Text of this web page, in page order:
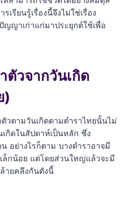
รียนรู้เรื่องนี้จึงไม่ใช่เรื่อง
ญญาเก่าแก่มาประยุกต์ใช้เพื่อ
ตัวจากวันเกิด
)
วตามวันเกิดตามตำราไทยนั้นไม่
กิดในสัปดาห์เป็นหลัก ซึ่ง
อย่างไรก็ตาม บางตำราอาจมี
ล็กน้อย แต่โดยส่วนใหญ่แล้วจะมี
ายคลึงกันดังนี้